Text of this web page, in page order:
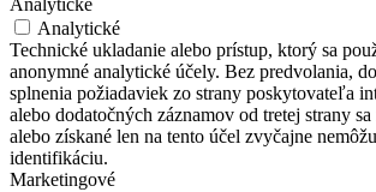
Analytické
Analytické
Technické ukladanie alebo prístup, ktorý sa
anonymné analytické účely. Bez predvolania,
splnenia požiadaviek zo strany poskytovateľa
alebo dodatočných záznamov od tretej strany
alebo získané len na tento účel zvyčajne
identifikáciu.
Marketingové